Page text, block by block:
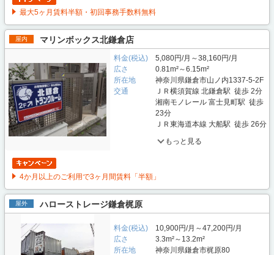
最大5ヶ月賃料半額・初回事務手数料無料
屋内 マリンボックス北鎌倉店
料金(税込)
5,080円/月～38,160円/月
広さ
0.81m²～6.15m²
所在地
神奈川県鎌倉市山ノ内1337-5-2F
交通
ＪＲ横須賀線 北鎌倉駅 徒歩 2分
湘南モノレール 富士見町駅 徒歩
23分
ＪＲ東海道本線 大船駅 徒歩 26分
もっと見る
4か月以上のご利用で3ヶ月間賃料「半額」
屋外 ハローストレージ鎌倉梶原
料金(税込)
10,900円/月～47,200円/月
広さ
3.3m²～13.2m²
所在地
神奈川県鎌倉市梶原80